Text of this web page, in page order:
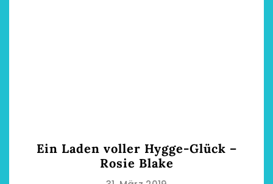
Ein Laden voller Hygge-Glück –
Rosie Blake